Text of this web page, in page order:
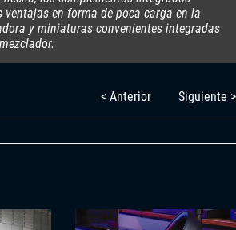
ventajas en forma de poca carga en la
y miniaturas convenientes integradas
< Anterior Siguiente >